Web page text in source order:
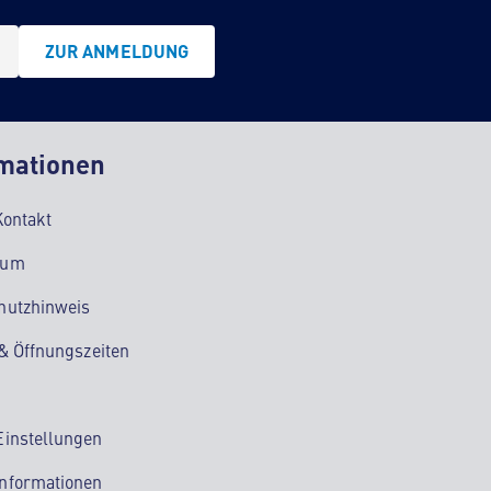
ZUR ANMELDUNG
Öffnungszeiten